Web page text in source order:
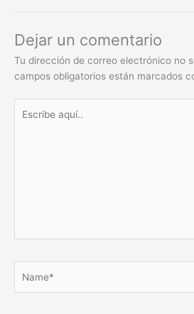
Dejar un comentario
Tu dirección de correo electrónico no
campos obligatorios están marcados
aquí..